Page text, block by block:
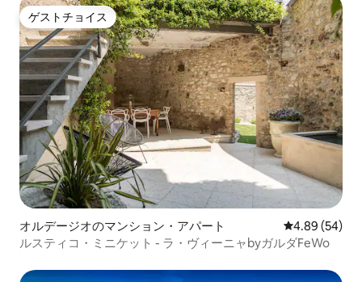
ゲストチョイス
ゲストチョイス
オルデージオのマンション・アパート レビュー54
4.89 (54)
ルスティコ・ミニケット - ラ・ヴィーニャbyガルダFeWo